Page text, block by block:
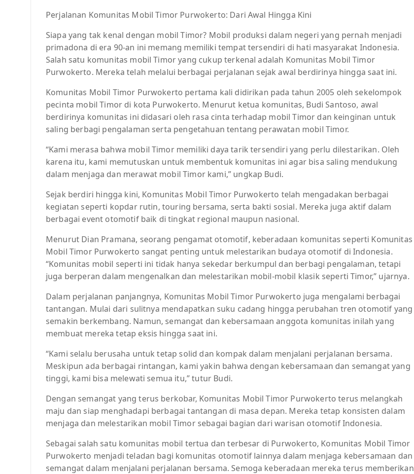
Perjalanan Komunitas Mobil Timor Purwokerto: Dari Awal Hingga Kini
Siapa yang tak kenal dengan mobil Timor? Mobil produksi dalam negeri yang pernah menjadi
primadona di era 90-an ini memang memiliki tempat tersendiri di hati masyarakat Indonesia.
Salah satu komunitas mobil Timor yang cukup terkenal adalah Komunitas Mobil Timor
Purwokerto. Mereka telah melalui berbagai perjalanan sejak awal berdirinya hingga saat ini.
Komunitas Mobil Timor Purwokerto pertama kali didirikan pada tahun 2005 oleh sekelompok
pecinta mobil Timor di kota Purwokerto. Menurut ketua komunitas, Budi Santoso, awal
berdirinya komunitas ini didasari oleh rasa cinta terhadap mobil Timor dan keinginan untuk
saling berbagi pengalaman serta pengetahuan tentang perawatan mobil Timor.
“Kami merasa bahwa mobil Timor memiliki daya tarik tersendiri yang perlu dilestarikan. Oleh
karena itu, kami memutuskan untuk membentuk komunitas ini agar bisa saling mendukung
dalam menjaga dan merawat mobil Timor kami,” ungkap Budi.
Sejak berdiri hingga kini, Komunitas Mobil Timor Purwokerto telah mengadakan berbagai
kegiatan seperti kopdar rutin, touring bersama, serta bakti sosial. Mereka juga aktif dalam
berbagai event otomotif baik di tingkat regional maupun nasional.
Menurut Dian Pramana, seorang pengamat otomotif, keberadaan komunitas seperti Komunitas
Mobil Timor Purwokerto sangat penting untuk melestarikan budaya otomotif di Indonesia.
“Komunitas mobil seperti ini tidak hanya sekedar berkumpul dan berbagi pengalaman, tetapi
juga berperan dalam mengenalkan dan melestarikan mobil-mobil klasik seperti Timor,” ujarnya.
Dalam perjalanan panjangnya, Komunitas Mobil Timor Purwokerto juga mengalami berbagai
tantangan. Mulai dari sulitnya mendapatkan suku cadang hingga perubahan tren otomotif yang
semakin berkembang. Namun, semangat dan kebersamaan anggota komunitas inilah yang
membuat mereka tetap eksis hingga saat ini.
“Kami selalu berusaha untuk tetap solid dan kompak dalam menjalani perjalanan bersama.
Meskipun ada berbagai rintangan, kami yakin bahwa dengan kebersamaan dan semangat yang
tinggi, kami bisa melewati semua itu,” tutur Budi.
Dengan semangat yang terus berkobar, Komunitas Mobil Timor Purwokerto terus melangkah
maju dan siap menghadapi berbagai tantangan di masa depan. Mereka tetap konsisten dalam
menjaga dan melestarikan mobil Timor sebagai bagian dari warisan otomotif Indonesia.
Sebagai salah satu komunitas mobil tertua dan terbesar di Purwokerto, Komunitas Mobil Timor
Purwokerto menjadi teladan bagi komunitas otomotif lainnya dalam menjaga kebersamaan dan
semangat dalam menjalani perjalanan bersama. Semoga keberadaan mereka terus memberikan